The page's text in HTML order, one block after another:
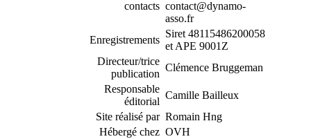
contacts contact@dynamo-
asso.fr
Enregistrements
Siret 48115486200058
et APE 9001Z
Directeur/trice
publication
Clémence Bruggeman
Responsable
éditorial
Camille Bailleux
Site réalisé par Romain Hng
Hébergé chez OVH